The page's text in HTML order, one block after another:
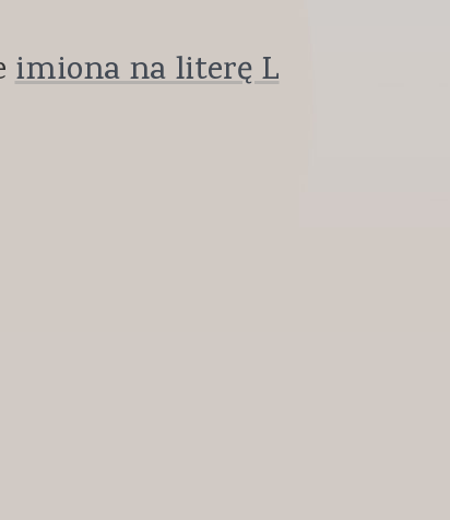
imiona na literę L